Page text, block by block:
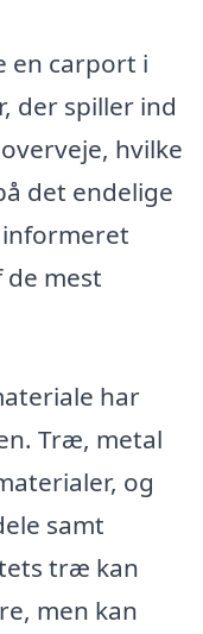
en carport i
der spiller ind
hvilke
det endelige
mest
har
Træ, metal
og
samt
træ kan
men kan